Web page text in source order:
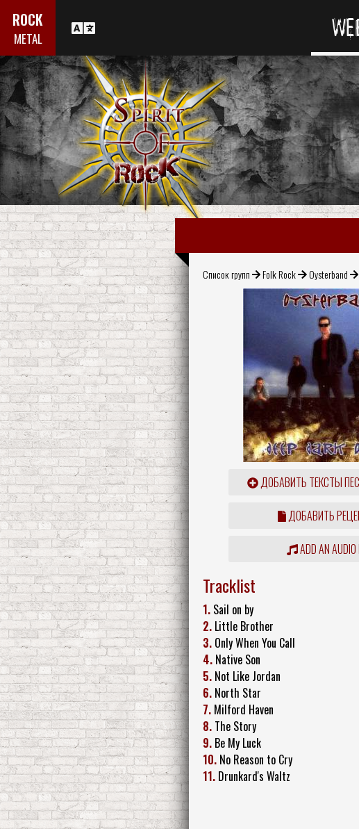
ROCK
METAL
Список групп Folk Rock Oysterband
ДОБАВИТЬ ТЕКСТЫ
ДОБАВИТЬ
ADD AN AUDIO
Tracklist
1. Sail on by
2. Little Brother
3. Only When You Call
4. Native Son
5. Not Like Jordan
6. North Star
7. Milford Haven
8. The Story
9. Be My Luck
10. No Reason to Cry
11. Drunkard's Waltz